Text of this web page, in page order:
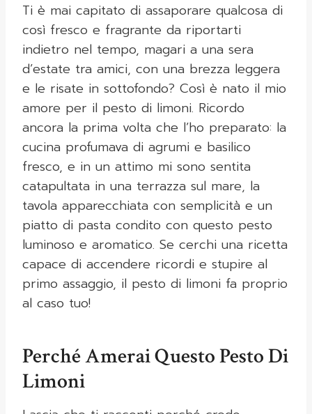
Ti è mai capitato di assaporare qualcosa di
così fresco e fragrante da riportarti
indietro nel tempo, magari a una sera
d’estate tra amici, con una brezza leggera
e le risate in sottofondo? Così è nato il mio
amore per il pesto di limoni. Ricordo
ancora la prima volta che l’ho preparato: la
cucina profumava di agrumi e basilico
fresco, e in un attimo mi sono sentita
catapultata in una terrazza sul mare, la
tavola apparecchiata con semplicità e un
piatto di pasta condito con questo pesto
luminoso e aromatico. Se cerchi una ricetta
capace di accendere ricordi e stupire al
primo assaggio, il pesto di limoni fa proprio
al caso tuo!
Perché Amerai Questo Pesto Di
Limoni